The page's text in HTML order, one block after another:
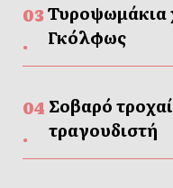
Τυροψωμάκια
Γκόλφως
Σοβαρό
τραγουδιστή